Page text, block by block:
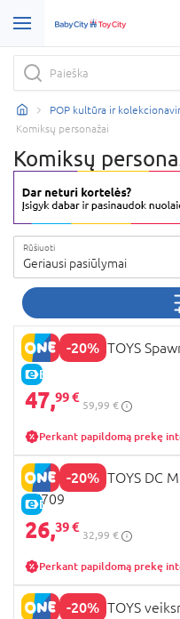
POP kultūra ir
Komiksų personažai
Komiksų
Rūšiuoti
Geriausi pasiūlymai
-20%
E-KAINA
MCFARLANE TOYS
47,99 €
59,99 €
Perkant papildomą prekę
-20%
E-KAINA
MCFARLANE TOYS DC
17709
26,39 €
32,99 €
Perkant papildomą prekę
-20%
MCFARLANE TOYS